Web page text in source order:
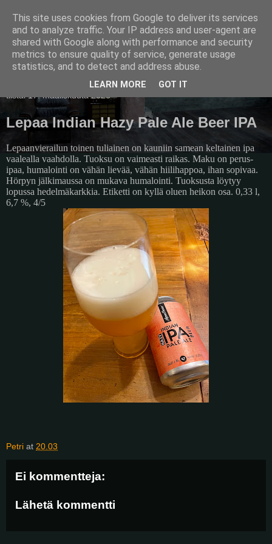
Pullollinen
tiistai 17. maaliskuuta 2026
Lepaa Indian Hazy Pale Ale Beer IPA
Lepaanvierailun toinen tuliainen on kauniin samean keltainen ipa
vaalealla vaahdolla. Tuoksu on vaimeasti raikas. Maku on perus-
ipaa, humalointi on vähän lievää, vähän hiilihappoa, ihan sopivaa.
Hörpyn jälkimaussa on mukava humalointi. Tuoksusta löytyy
lopussa hedelmäkarkkia. Etiketti on kyllä oluen heikon osa. 0,33 l,
6,7 %, 4/5
Petri at 20.03
Ei kommentteja:
Lähetä kommentti
This site uses cookies from Google to deliver its services
and to analyze traffic. Your IP address and user-agent are
shared with Google along with performance and security
metrics to ensure quality of service, generate usage
statistics, and to detect and address abuse.
LEARN MORE GOT IT